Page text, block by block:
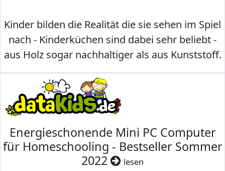
Kinder bilden die Realität die sie sehen im Spiel
nach - Kinderküchen sind dabei sehr beliebt -
aus Holz sogar nachhaltiger als aus Kunststoff.
Energieschonende Mini PC Computer
für Homeschooling - Bestseller Sommer
2022
lesen